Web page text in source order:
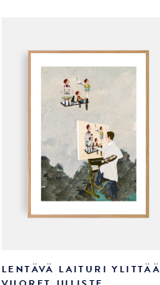
LENTÄVÄ LAITURI YLITTÄÄ